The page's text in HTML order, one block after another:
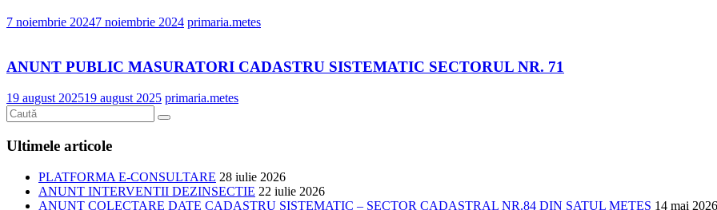
7 noiembrie 20247 noiembrie 2024 primaria.metes
ANUNT PUBLIC MASURATORI CADASTRU SISTEMATIC SECTORUL NR. 71
19 august 202519 august 2025 primaria.metes
Ultimele articole
PLATFORMA E-CONSULTARE 28 iulie 2026
ANUNT INTERVENTII DEZINSECTIE 22 iulie 2026
ANUNT COLECTARE DATE CADASTRU SISTEMATIC – SECTOR CADASTRAL NR.84 DIN SATUL METES 14 mai 2026